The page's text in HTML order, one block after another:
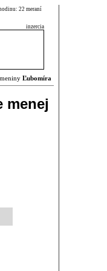
22 meraní
inzercia
Ľubomíra
menej